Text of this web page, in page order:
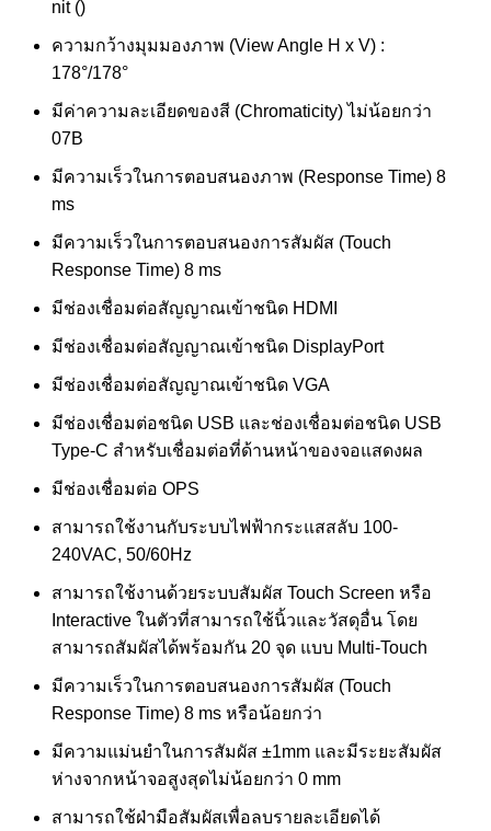
nit ()
ความกว้างมุมมองภาพ (View Angle H x V) :
178°/178°
มีค่าความละเอียดของสี (Chromaticity) ไม่น้อยกว่า
07B
มีความเร็วในการตอบสนองภาพ (Response Time) 8
ms
มีความเร็วในการตอบสนองการสัมผัส (Touch
Response Time) 8 ms
มีช่องเชื่อมต่อสัญญาณเข้าชนิด HDMI
มีช่องเชื่อมต่อสัญญาณเข้าชนิด DisplayPort
มีช่องเชื่อมต่อสัญญาณเข้าชนิด VGA
มีช่องเชื่อมต่อชนิด USB และช่องเชื่อมต่อชนิด USB
Type-C สำหรับเชื่อมต่อที่ด้านหน้าของจอแสดงผล
มีช่องเชื่อมต่อ OPS
สามารถใช้งานกับระบบไฟฟ้ากระแสสลับ 100-
240VAC, 50/60Hz
สามารถใช้งานด้วยระบบสัมผัส Touch Screen หรือ
Interactive ในตัวที่สามารถใช้นิ้วและวัสดุอื่น โดย
สามารถสัมผัสได้พร้อมกัน 20 จุด แบบ Multi-Touch
มีความเร็วในการตอบสนองการสัมผัส (Touch
Response Time) 8 ms หรือน้อยกว่า
มีความแม่นยำในการสัมผัส ±1mm และมีระยะสัมผัส
ห่างจากหน้าจอสูงสุดไม่น้อยกว่า 0 mm
สามารถใช้ฝ่ามือสัมผัสเพื่อลบรายละเอียดได้